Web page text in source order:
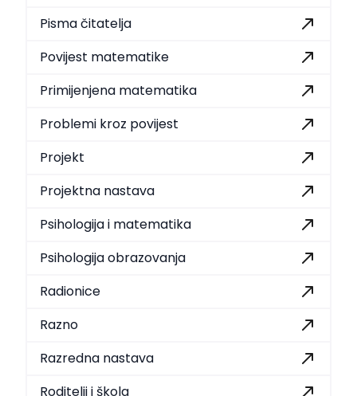
Pisma čitatelja
Povijest matematike
Primijenjena matematika
Problemi kroz povijest
Projekt
Projektna nastava
Psihologija i matematika
Psihologija obrazovanja
Radionice
Razno
Razredna nastava
Roditelji i škola